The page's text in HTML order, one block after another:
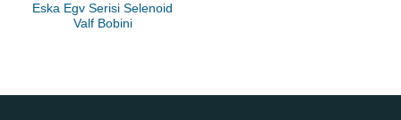
Eska Egv Serisi Selenoid
Valf Bobini